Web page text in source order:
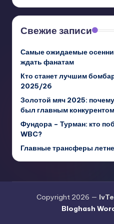
Свежие записи
Самые ожидаемые
ждать фанатам
Кто станет лучшим
2025/26
Золотой мяч 2025:
был главным конкурентом
Фундора – Турман: кто
WBC?
Главные трансферы
Copyright 2026 —
Bloghash